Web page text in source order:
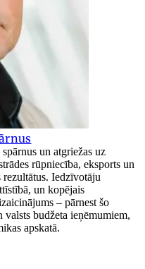
un atgriežas uz
rūpniecība, eksports un
Iedzīvotāju
un kopējais
– pārnest šo
valsts budžeta ieņēmumiem,
apskatā.